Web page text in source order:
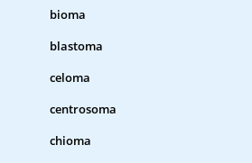
bioma
blastoma
celoma
centrosoma
chioma